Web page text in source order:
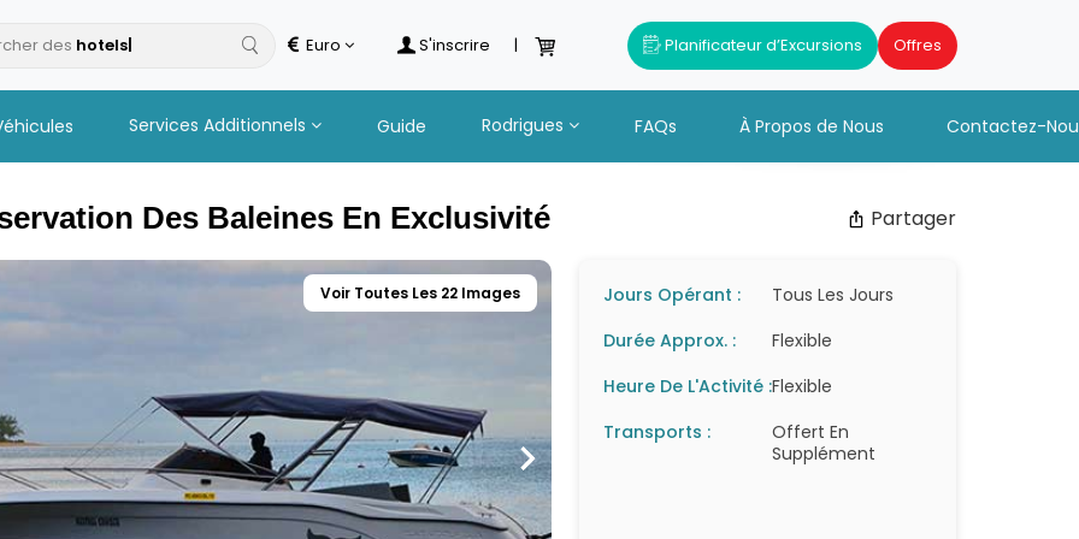
des ho Euro S'inscrire | Planificateur d’Excursions Offres
Services Additionnels Guide Rodrigues FAQs À Propos de Nous Contactez-
Des Baleines En Exclusivité Partager
Voir Toutes Les 22 Images Jours Opérant :
Tous Les Jours
Durée Approx. :
Flexible
Heure De L'Activité :Flexible
Transports :
Offert En
Supplément